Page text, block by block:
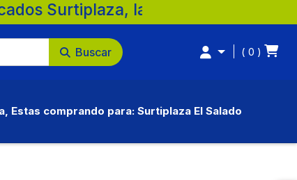
mejor opción para tu familia. 💚
Buscar 0
Estas comprando para: Surtiplaza El Salado